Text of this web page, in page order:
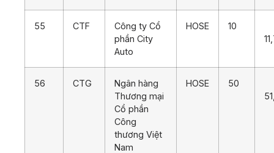
55 CTF
Công ty Cổ
phần City
Auto
HOSE
10
56 CTG
Ngân hàng
Thương mại
Cổ phần
Công
thương Việt
Nam
HOSE
50